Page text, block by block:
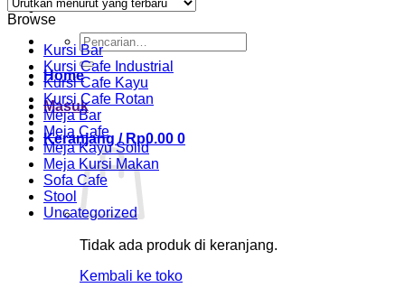
Pencarian
untuk:
Home
Masuk
Keranjang / Rp0.00 0
Tidak ada produk di keranjang.
Kembali ke toko
Browse
Kursi Bar
Kursi Cafe Industrial
Kursi Cafe Kayu
Kursi Cafe Rotan
Meja Bar
Meja Cafe
Meja Kayu Solid
Meja Kursi Makan
Sofa Cafe
Stool
Uncategorized